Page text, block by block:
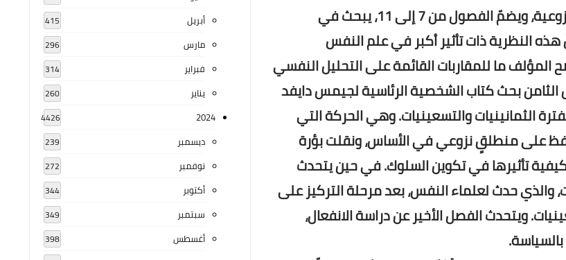
وفي الباب الثاني، الفرد، وهو الباب المخصص لوجهة النظر النزوعية، ويضمّ الفصول من 7 إلى 11، يبحث في
النظرية ذات تأثير أكبر في علم النفس
ما للمقاربات القائمة على التحليل النفسي
بحث كتاب الشخصية الرئاسية لجيمس دايفد
الثمانينيات والتسعينيات. وهي الحركة التي
على منطلقٍ نزوعي في الأساس، ونقلت بؤرة
تأثيرها في تكوين السلوك. في حين يتحدث
والذي حدث لعلماء النفس، بعد مرحلة التركيز على
ويتحدث الفصل الأخير عن دراسة الانفعال،
أبريل 415
مارس 296
فبراير 314
يناير 260
2024
4426
ديسمبر 239
نوفمبر 272
أكتوبر 344
سبتمبر 349
أغسطس 398